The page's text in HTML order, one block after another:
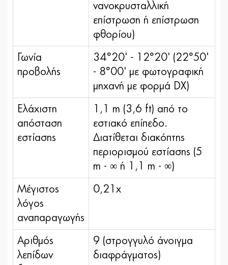
νανοκρυσταλλική
επίστρωση ή επίστρωση
φθορίου)
Γωνία
προβολής
34°20' - 12°20' (22°50'
- 8°00' με φωτογραφική
μηχανή με φορμά DX)
Ελάχιστη
απόσταση
εστίασης
1,1 m (3,6 ft) από το
εστιακό επίπεδο.
Διατίθεται διακόπτης
περιορισμού εστίασης (5
m - ∞ ή 1,1 m - ∞)
Μέγιστος
λόγος
αναπαραγωγής
0,21x
Αριθμός
λεπίδων
9 (στρογγυλό άνοιγμα
διαφράγματος)